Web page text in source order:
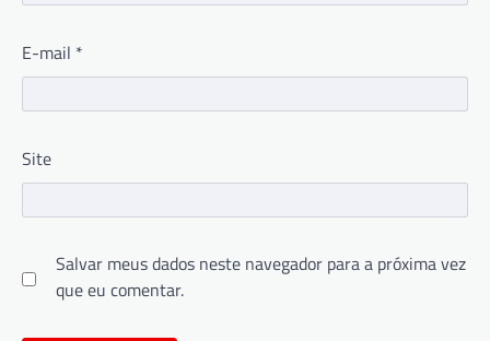
E-mail *
Site
Salvar meus dados neste navegador para a próxima vez
que eu comentar.